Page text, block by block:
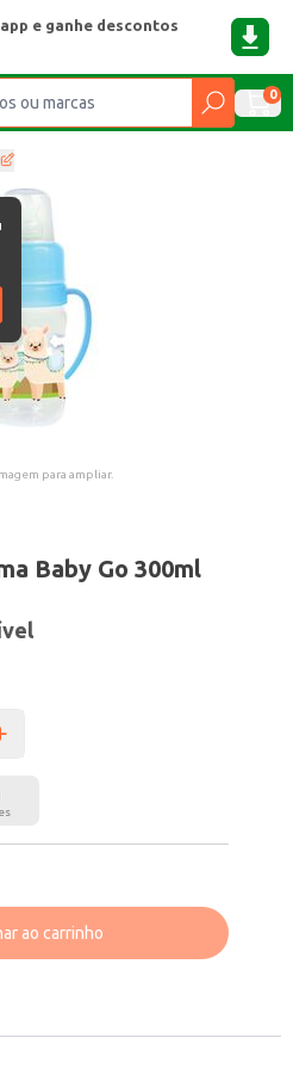
e ganhe descontos
0
para ampliar.
Baby Go 300ml
ao carrinho